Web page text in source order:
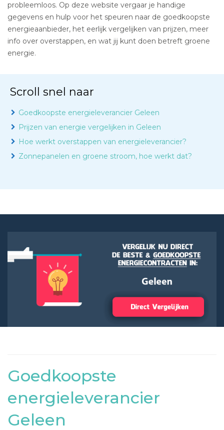
probleemloos. Op deze website vergaar je handige
gegevens en hulp voor het speuren naar de goedkoopste
energieaanbieder, het eerlijk vergelijken van prijzen, meer
info over overstappen, en wat jij kunt doen betreft groene
energie.
Scroll snel naar
Goedkoopste energieleverancier Geleen
Prijzen van energie vergelijken in Geleen
Hoe werkt overstappen van energieleverancier?
Zonnepanelen en groene stroom, hoe werkt dat?
Goedkoopste
energieleverancier
Geleen